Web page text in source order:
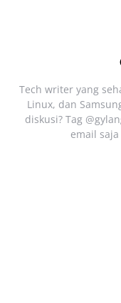
Tech writer yang
Linux, dan
diskusi? Tag
email saja